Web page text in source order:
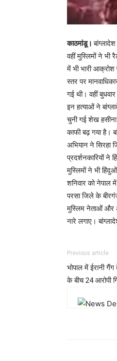
काठमांडू।
वहीं मुस्लिमों ने भी
में भी भारी आक्रोश
स्तर पर
गई थी। वहीं
इन हत्याओं ने
चुनी गई शेख
काफी बढ़ गया है।
अभियान ने सिरहा
प्रदर्शनकारियों ने
मुस्लिमों ने भी
शनिवार को नेपाल
परसा जिले के
मुस्लिम नेताओं और
नारे लगाए।
Previous article
भोपाल में ईरानी
के बीच 24 आरोपी